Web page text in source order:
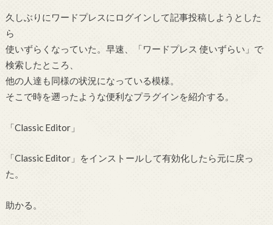
久しぶりにワードプレスにログインして記事投稿しようとした
ら
使いずらくなっていた。早速、「ワードプレス 使いずらい」で
検索したところ、
他の人達も同様の状況になっている模様。
そこで時を遡ったような便利なプラグインを紹介する。
「Classic Editor」
「Classic Editor」をインストールして有効化したら元に戻っ
た。
助かる。